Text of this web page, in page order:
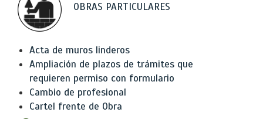
OBRAS PARTICULARES
Acta de muros linderos
Ampliación de plazos de trámites que
requieren permiso con formulario
Cambio de profesional
Cartel frente de Obra